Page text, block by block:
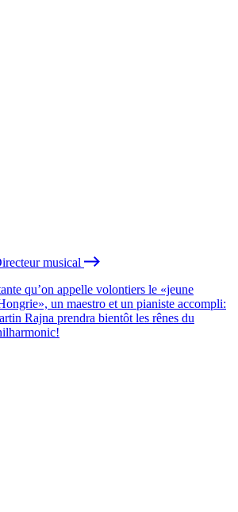
musical
qu’on appelle volontiers le «jeune
un maestro et un pianiste accompli:
Rajna prendra bientôt les rênes du